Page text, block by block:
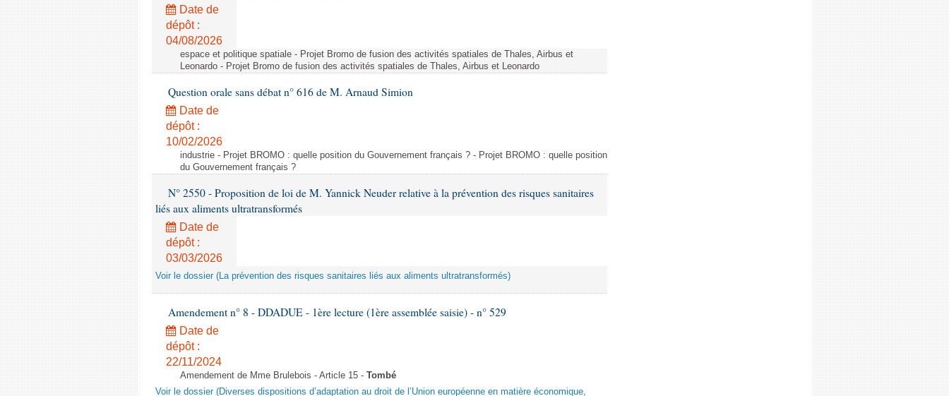
Date de
dépôt :
04/08/2026
espace et politique spatiale - Projet Bromo de fusion des activités spatiales de Thales, Airbus et
Leonardo - Projet Bromo de fusion des activités spatiales de Thales, Airbus et Leonardo
Question orale sans débat n° 616 de M. Arnaud Simion
Date de
dépôt :
10/02/2026
industrie - Projet BROMO : quelle position du Gouvernement français ? - Projet BROMO : quelle position
du Gouvernement français ?
N° 2550 - Proposition de loi de M. Yannick Neuder relative à la prévention des risques sanitaires
liés aux aliments ultratransformés
Date de
dépôt :
03/03/2026
Voir le dossier (La prévention des risques sanitaires liés aux aliments ultratransformés)
Amendement n° 8 - DDADUE - 1ère lecture (1ère assemblée saisie) - n° 529
Date de
dépôt :
22/11/2024
Amendement de Mme Brulebois - Article 15 - Tombé
Voir le dossier (Diverses dispositions d’adaptation au droit de l’Union européenne en matière économique,